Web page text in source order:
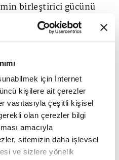
için İnternet
kişilere ait çerezler
vasıtasıyla çeşitli kişisel
olan çerezler bilgi
amacıyla
sitemizin daha işlevsel
ve sizlere yönelik
birleştirici gücünü
inanıyor. Uzak Doğu
ve Çin kaynaklı
Eresin, Avrupa'da
üzere İngiltere, Polonya,
artışı beklediklerini
güçlü bir dinamizme
Eresin, artık başarının
değil; karlılık, maliyet